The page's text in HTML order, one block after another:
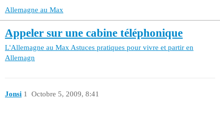
Allemagne au Max
Appeler sur une cabine téléphonique
L'Allemagne au Max Astuces pratiques pour vivre et partir en
Allemagn
Jonsi Octobre 5, 2009, 8:41
1